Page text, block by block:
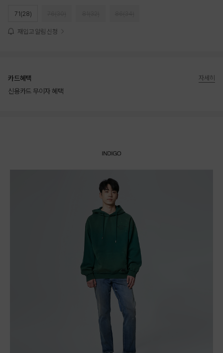
71(28)
재입고 알림 신청
카드혜택
신용카드 무이자 혜택
자세히